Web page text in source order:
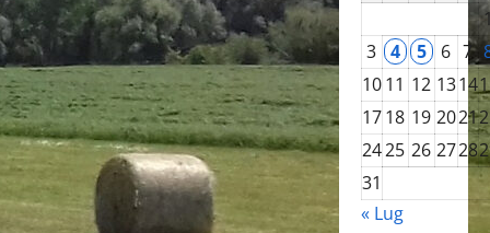
3 4 5 6 7
10 11 12 1314
17 18 19 2021
2425 26 2728
31
« Lug